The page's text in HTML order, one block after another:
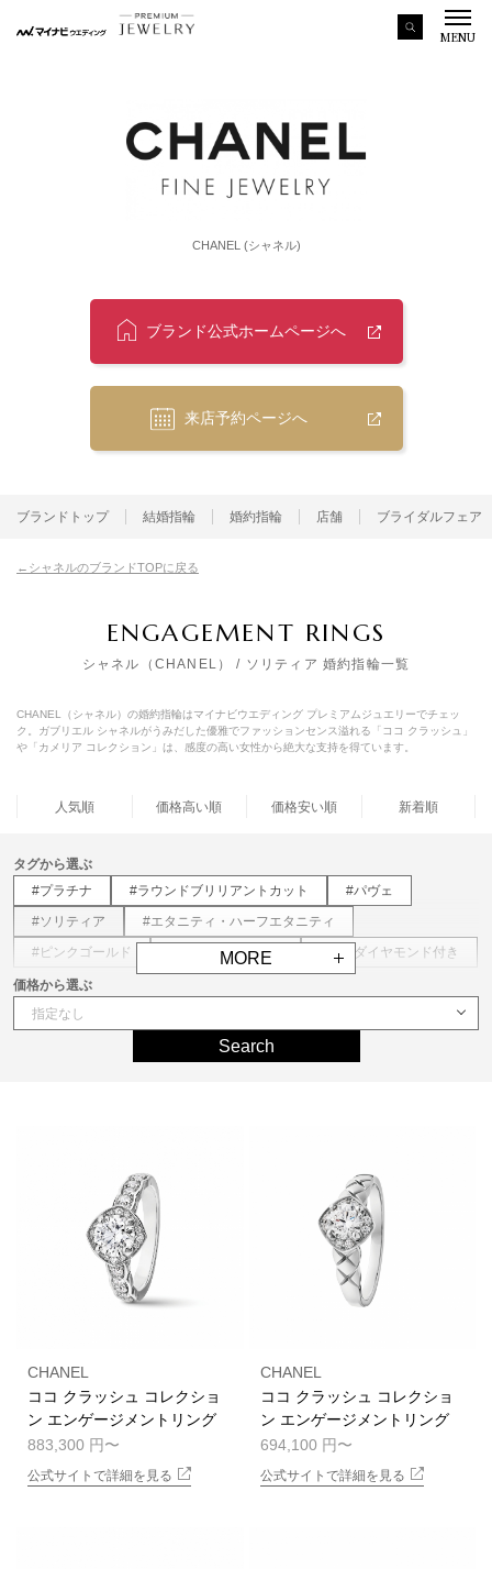
MENU
CHANEL (シャネル)
ブランド公式ホームページへ
来店予約ページへ
ブランドトップ 結婚指輪 婚約指輪 店舗 ブライダルフェア
シャネルのブランドTOPに戻る
ENGAGEMENT RINGS
シャネル（CHANEL） / ソリティア 婚約指輪一覧
CHANEL（シャネル）の婚約指輪はマイナビウエディング プレミアムジュエリーでチェッ
ク。ガブリエル シャネルがうみだした優雅でファッションセンス溢れる「ココ クラッシュ」
や「カメリア コレクション」は、感度の高い女性から絶大な支持を得ています。
人気順 価格高い順 価格安い順 新着順
タグから選ぶ
#プラチナ
#ラウンドブリリアントカット
#パヴェ
#ソリティア
#エタニティ・ハーフエタニティ
#ピンクゴールド
#ホワイトゴールド #メレダイヤモンド付き
MORE
価格から選ぶ
Search
CHANEL
ココ クラッシュ コレクショ
ン エンゲージメントリング
883,300 円
公式サイトで詳細を見る
CHANEL
ココ クラッシュ コレクショ
ン エンゲージメントリング
694,100 円
公式サイトで詳細を見る